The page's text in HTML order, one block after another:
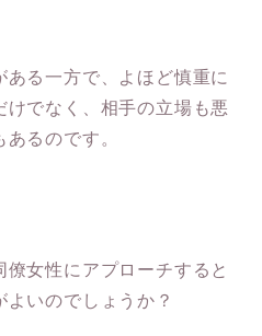
る一方で、よほど慎重に
でなく、相手の立場も悪
るのです。
女性にアプローチすると
よいのでしょうか？